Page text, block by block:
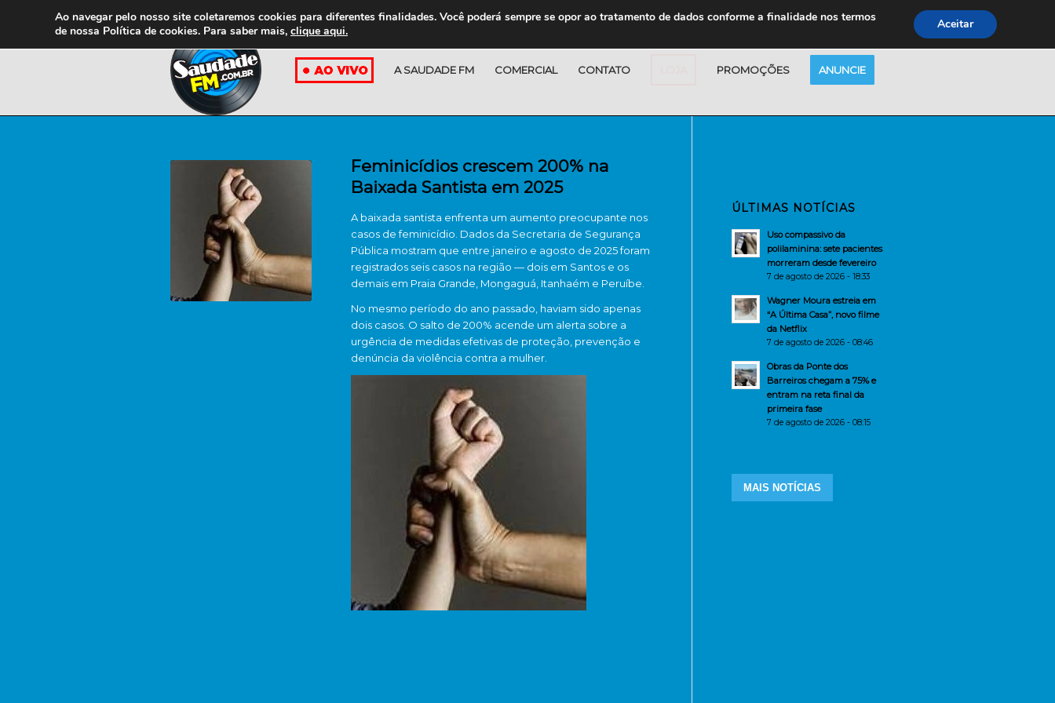
A SAUDADE FM COMERCIAL CONTATO PROMOÇÕES ANUNCIE
Feminicídios crescem 200% na
Baixada Santista em 2025
A baixada santista enfrenta um aumento preocupante nos
casos de feminicídio. Dados da Secretaria de Segurança
Pública mostram que entre janeiro e agosto de 2025 foram
registrados seis casos na região — dois em Santos e os
demais em Praia Grande, Mongaguá, Itanhaém e Peruíbe.
No mesmo período do ano passado, haviam sido apenas
dois casos. O salto de 200% acende um alerta sobre a
urgência de medidas efetivas de proteção, prevenção e
denúncia da violência contra a mulher.
ÚLTIMAS NOTÍCIAS
Uso compassivo da
polilaminina: sete pacientes
morreram desde fevereiro
7 de agosto de 2026 - 18:33
Wagner Moura estreia em
“A Última Casa”, novo filme
da Netflix
7 de agosto de 2026 - 08:46
Obras da Ponte dos
Barreiros chegam a 75% e
entram na reta final da
primeira fase
7 de agosto de 2026 - 08:15
MAIS NOTÍCIAS
Ao navegar pelo nosso site coletaremos cookies para diferentes finalidades. Você poderá sempre se opor ao tratamento de dados conforme a finalidade nos termos
de nossa Política de cookies. Para saber mais, clique aqui. Aceitar